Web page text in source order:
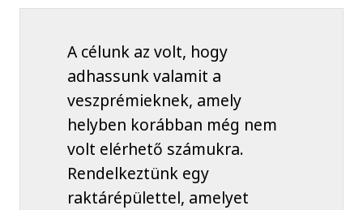
A célunk az volt, hogy
adhassunk valamit a
veszprémieknek, amely
helyben korábban még nem
volt elérhető számukra.
Rendelkeztünk egy
raktárépülettel, amelyet